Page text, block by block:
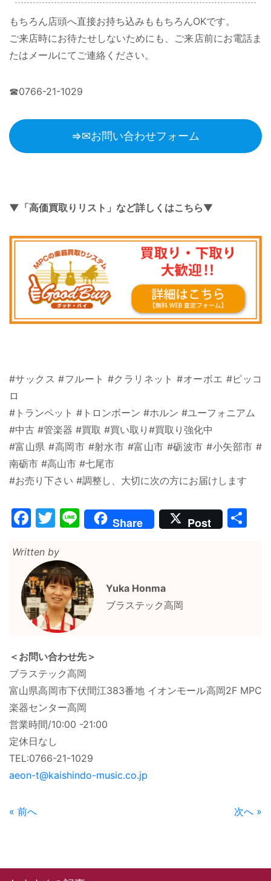
もちろん店頭へ直接お持ち込みももちろんOKです。
ご来店時にお待たせしないためにも、ご来店前にお電話ま
たはメールにてご連絡ください。
☎0766-21-1029
⇒✉お問い合わせフォーム
▼「高価買取りリスト」など詳しくはこちら▼
#サックス #フルート #クラリネット #オーボエ #ピッコ
ロ
#トランペット #トロンボーン #ホルン #ユーフォニアム
#中古 #管楽器 #買取 #買い取り#買取り強化中
#富山県 #高岡市 #射水市 #富山市 #砺波市 #小矢部市 #
南砺市 #高山市 #七尾市
#お売り下さい #調整し、大切に次の方にお届けします
Facebook
Twitter
LineShare Post
Written by
Yuka Honma
ブラステック高岡
＜お問い合わせ先＞
ブラステック高岡
富山県高岡市下伏間江383番地 イオンモール高岡2F MPC
楽器センター高岡
営業時間/10:00 -21:00
定休日なし
TEL:0766-21-1029
aeon-t@kaishindo-music.co.jp
« 前へ 次へ »